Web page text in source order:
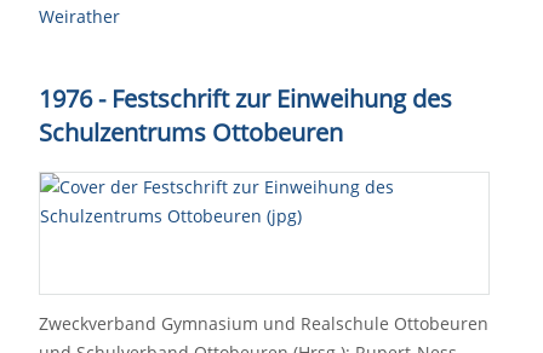
Weirather
1976 - Festschrift zur Einweihung des
Schulzentrums Ottobeuren
Zweckverband Gymnasium und Realschule Ottobeuren